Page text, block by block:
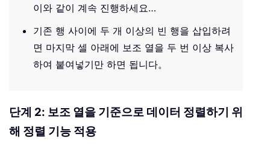
이와 같이 계속 진행하세요…
기존 행 사이에 두 개 이상의 빈 행을 삽입하려
면 마지막 셀 아래에 보조 열을 두 번 이상 복사
하여 붙여넣기만 하면 됩니다。
단계 2: 보조 열을 기준으로 데이터 정렬하기 위
해 정렬 기능 적용